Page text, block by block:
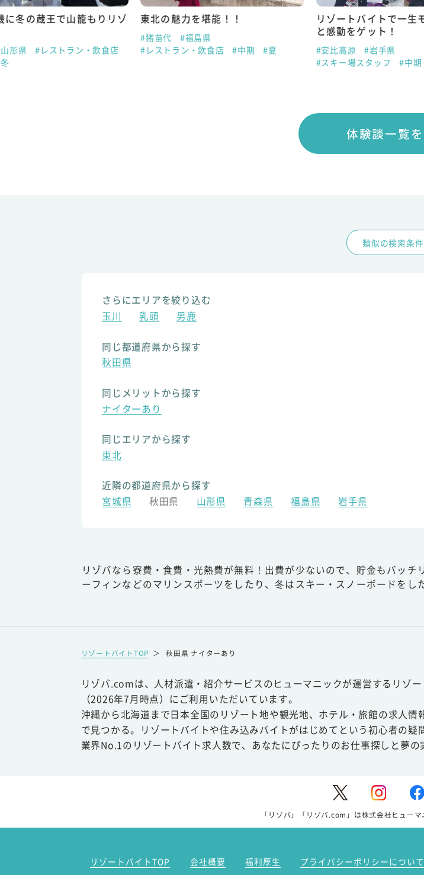
に冬の蔵王で山籠もりリゾ
形県
#レストラン・飲食店
東北の魅力を堪能！！
#猪苗代
#福島県
#レストラン・飲食店
#中期 #夏
リゾートバイトで一生
と感動をゲット！
#安比高原
#岩手県
#スキー場スタッフ
#中期
体験談一覧
類似の検索条件
さらにエリアを絞り込む
玉川
乳頭 男鹿
同じ都道府県から探す
秋田県
同じメリットから探す
ナイターあり
同じエリアから探す
東北
近隣の都道府県から探す
宮城県
秋田県 山形県 青森県 福島県 岩手県
リゾバなら寮費・食費・光熱費が無料！出費が少ないので、貯金もバッ
ーフィンなどのマリンスポーツをしたり、冬はスキー・スノーボードをし
リゾートバイトTOP ＞ 秋田県 ナイターあり
リゾバ.comは、人材派遣・紹介サービスのヒューマニックが運営するリゾ
（2026年7月時点）にご利用いただいています。
沖縄から北海道まで日本全国のリゾート地や観光地、ホテル・旅館の求人
で見つかる。リゾートバイトや住み込みバイトがはじめてという初心者の
業界No.1のリゾートバイト求人数で、あなたにぴったりのお仕事探しと夢の
「リゾバ」「リゾバ.com」は株式会社ヒュー
リゾートバイトTOP 会社概要 福利厚生 プライバシーポリシーについて